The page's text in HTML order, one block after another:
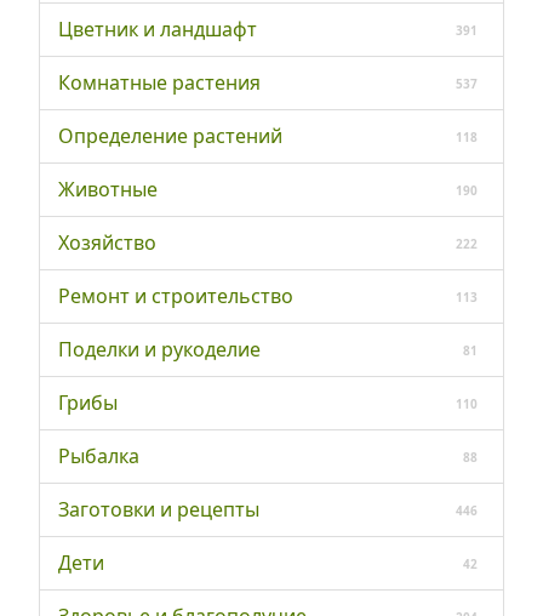
Цветник и ландшафт 391
Комнатные растения 537
Определение растений 118
Животные 190
Хозяйство 222
Ремонт и строительство 113
Поделки и рукоделие 81
Грибы 110
Рыбалка 88
Заготовки и рецепты 446
Дети 42